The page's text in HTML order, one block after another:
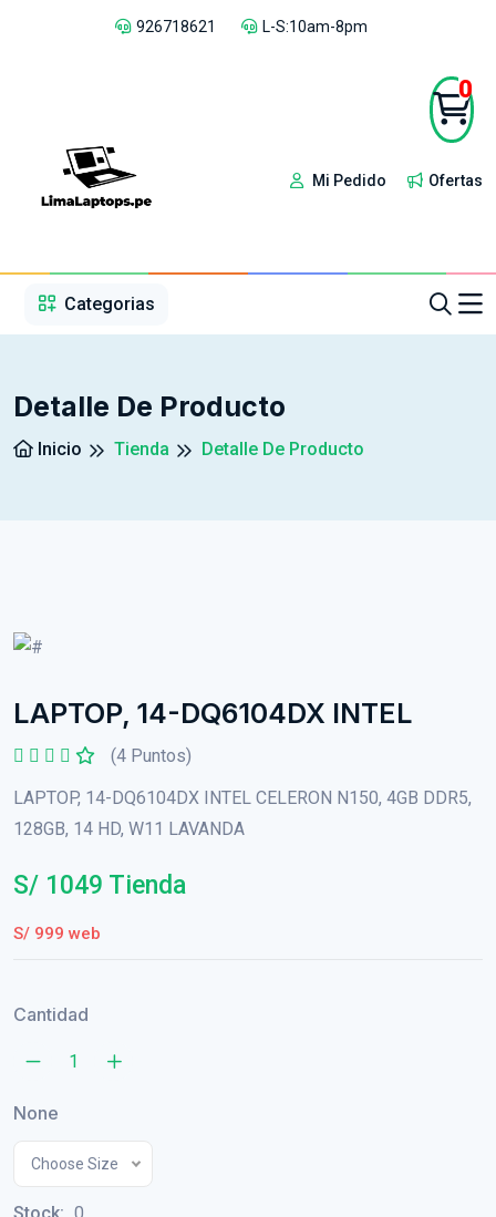
926718621 L-S:10am-8pm
Mi Pedido Ofertas
0
Categorias
Detalle De Producto
Inicio Tienda Detalle De Producto
LAPTOP, 14-DQ6104DX INTEL
(4 Puntos)
LAPTOP, 14-DQ6104DX INTEL CELERON N150, 4GB DDR5,
128GB, 14 HD, W11 LAVANDA
S/ 1049 Tienda
S/ 999 web
Cantidad
None
Choose Size